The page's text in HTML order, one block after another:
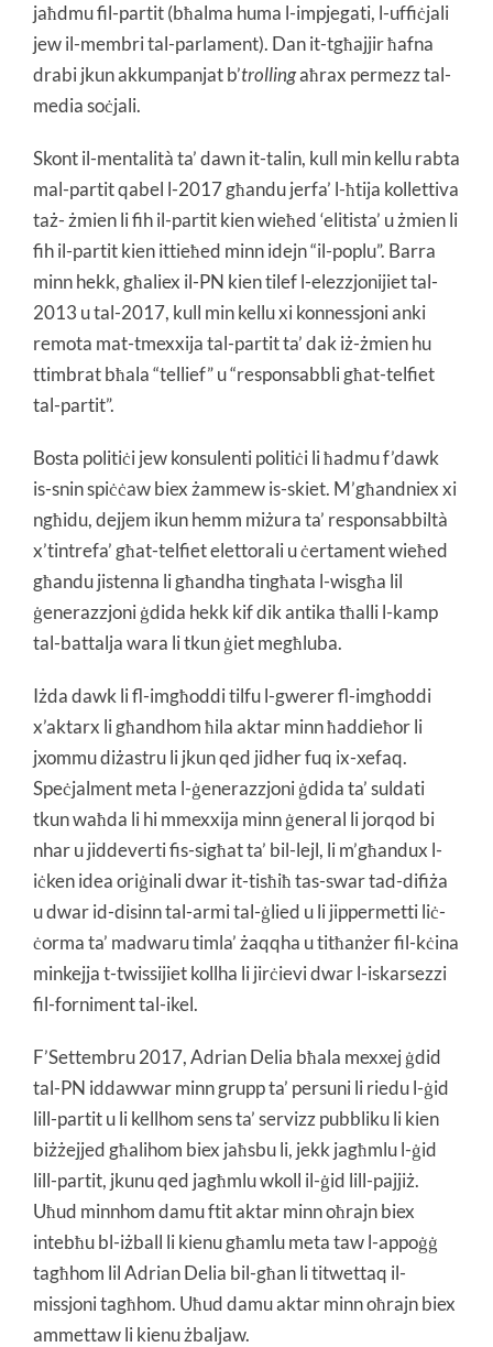
jaħdmu fil-partit (bħalma huma l-impjegati, l-uffiċjali
jew il-membri tal-parlament). Dan it-tgħajjir ħafna
drabi jkun akkumpanjat b’trollingaħrax permezz tal-
media soċjali.
Skont il-mentalità ta’ dawn it-talin, kull min kellu rabta
mal-partit qabel l-2017 għandu jerfa’ l-ħtija kollettiva
taż- żmien li fih il-partit kien wieħed ‘elitista’ u żmien li
fih il-partit kien ittieħed minn idejn “il-poplu”. Barra
minn hekk, għaliex il-PN kien tilef l-elezzjonijiet tal-
2013 u tal-2017, kull min kellu xi konnessjoni anki
remota mat-tmexxija tal-partit ta’ dak iż-żmien hu
ttimbrat bħala “tellief” u “responsabbli għat-telfiet
tal-partit”.
Bosta politiċi jew konsulenti politiċi li ħadmu f’dawk
is-snin spiċċaw biex żammew is-skiet. M’għandniex xi
ngħidu, dejjem ikun hemm miżura ta’ responsabbiltà
x’tintrefa’ għat-telfiet elettorali u ċertament wieħed
għandu jistenna li għandha tingħata l-wisgħa lil
ġenerazzjoni ġdida hekk kif dik antika tħalli l-kamp
tal-battalja wara li tkun ġiet megħluba.
Iżda dawk li fl-imgħoddi tilfu l-gwerer fl-imgħoddi
x’aktarx li għandhom ħila aktar minn ħaddieħor li
jxommu diżastru li jkun qed jidher fuq ix-xefaq.
Speċjalment meta l-ġenerazzjoni ġdida ta’ suldati
tkun waħda li hi mmexxija minn ġeneral li jorqod bi
nhar u jiddeverti fis-sigħat ta’ bil-lejl, li m’għandux l-
iċken idea oriġinali dwar it-tisħiħ tas-swar tad-difiża
u dwar id-disinn tal-armi tal-ġlied u li jippermetti liċ-
ċorma ta’ madwaru timla’ żaqqha u titħanżer fil-kċina
minkejja t-twissijiet kollha li jirċievi dwar l-iskarsezzi
fil-forniment tal-ikel.
F’Settembru 2017, Adrian Delia bħala mexxej ġdid
tal-PN iddawwar minn grupp ta’ persuni li riedu l-ġid
lill-partit u li kellhom sens ta’ servizz pubbliku li kien
biżżejjed għalihom biex jaħsbu li, jekk jagħmlu l-ġid
lill-partit, jkunu qed jagħmlu wkoll il-ġid lill-pajjiż.
Uħud minnhom damu ftit aktar minn oħrajn biex
intebħu bl-iżball li kienu għamlu meta taw l-appoġġ
tagħhom lil Adrian Delia bil-għan li titwettaq il-
missjoni tagħhom. Uħud damu aktar minn oħrajn biex
ammettaw li kienu żbaljaw.